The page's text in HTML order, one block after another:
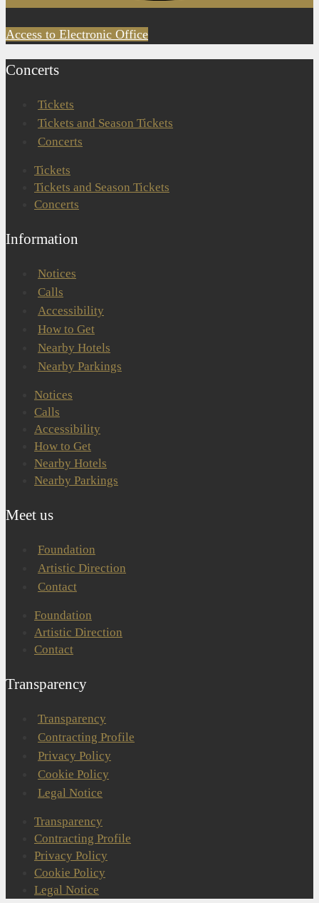
Access to Electronic Office
Concerts
Tickets
Tickets and Season Tickets
Concerts
Tickets
Tickets and Season Tickets
Concerts
Information
Notices
Calls
Accessibility
How to Get
Nearby Hotels
Nearby Parkings
Notices
Calls
Accessibility
How to Get
Nearby Hotels
Nearby Parkings
Meet us
Foundation
Artistic Direction
Contact
Foundation
Artistic Direction
Contact
Transparency
Transparency
Contracting Profile
Privacy Policy
Cookie Policy
Legal Notice
Transparency
Contracting Profile
Privacy Policy
Cookie Policy
Legal Notice